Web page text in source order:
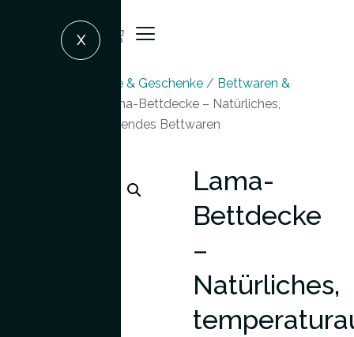
X
Produkte & Geschenke / Bettwaren &
/ Lama-Bettdecke – Natürliches,
temperaturausgleichendes Bettwaren
Lama-
Bettdecke
–
Natürliches,